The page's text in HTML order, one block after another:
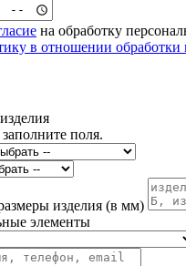
на обработку
в отношении обработки
поля.
изделия (в мм)
элементы